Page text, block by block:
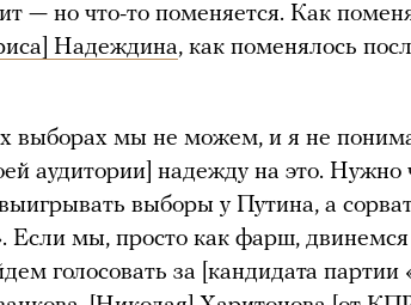
— но что-то поменяется. Как
Надеждина, как поменялось
выборах мы не можем, и я не
аудитории] надежду на это. Нужно
выборы у Путина, а
Если мы, просто как фарш, двинемся
голосовать за [кандидата